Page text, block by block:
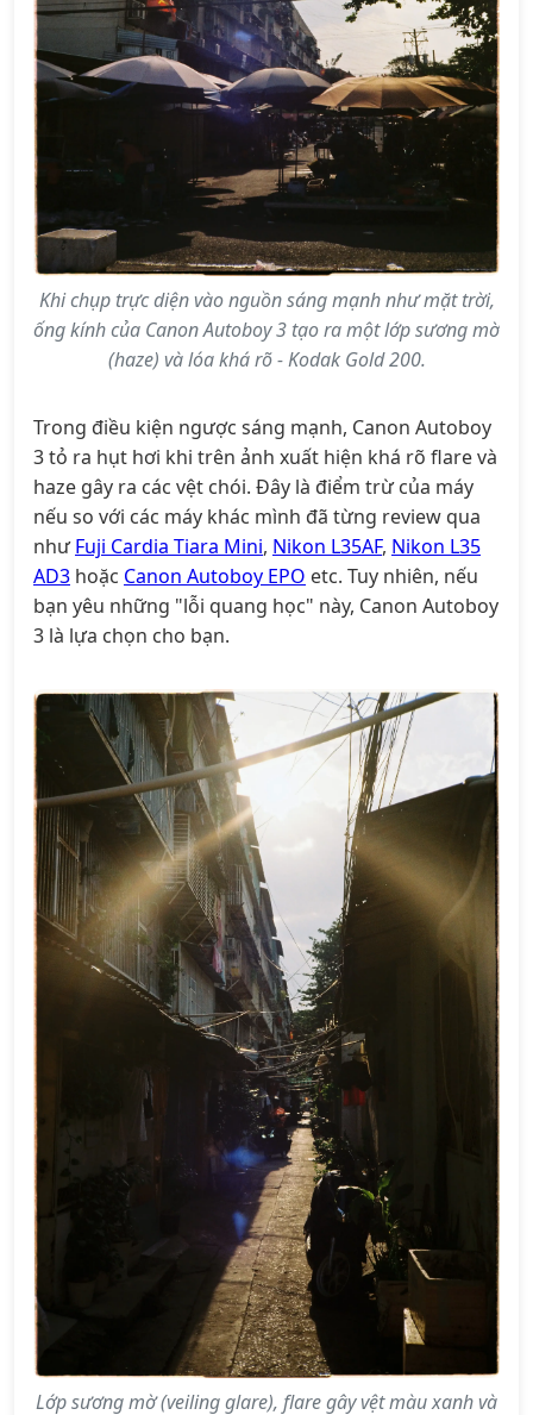
Khi chụp trực diện vào nguồn sáng mạnh như mặt trời,
ống kính của Canon Autoboy 3 tạo ra một lớp sương mờ
(haze) và lóa khá rõ - Kodak Gold 200.
Trong điều kiện ngược sáng mạnh, Canon Autoboy
3 tỏ ra hụt hơi khi trên ảnh xuất hiện khá rõ flare và
haze gây ra các vệt chói. Đây là điểm trừ của máy
nếu so với các máy khác mình đã từng review qua
nhưFuji Cardia Tiara Mini, Nikon L35AF, Nikon L35
AD3 hoặc Canon Autoboy EPO etc. Tuy nhiên, nếu
bạn yêu những "lỗi quang học" này, Canon Autoboy
3 là lựa chọn cho bạn.
Lớp sương mờ (veiling glare), flare gây vệt màu xanh và